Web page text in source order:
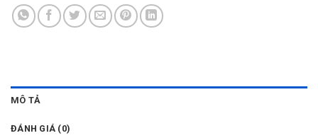
MÔ TẢ
ĐÁNH GIÁ (0)